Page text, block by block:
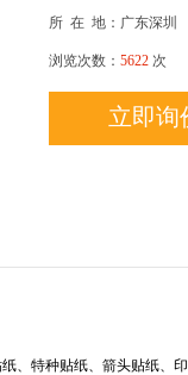
所 在 地：广东深圳
浏览次数： 5622 次
立即询
、特种贴纸、箭头贴纸、